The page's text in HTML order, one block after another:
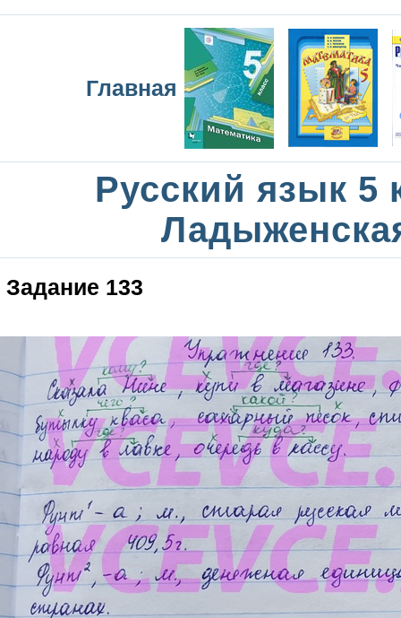
Главная
Русский язык 5
Задание 133